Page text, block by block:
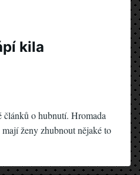
kila
článků o hubnutí. Hromada
ženy zhubnout nějaké to